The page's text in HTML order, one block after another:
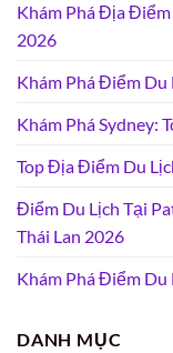
Khám Phá Địa
2026
Khám Phá Điểm Du
Khám Phá Sydney:
Top Địa Điểm Du
Điểm Du Lịch Tại
Thái Lan 2026
Khám Phá Điểm
DANH MỤC